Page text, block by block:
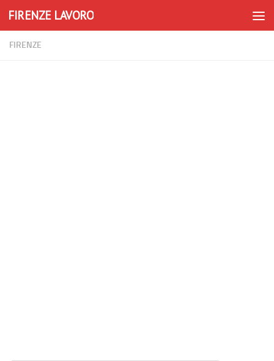
Skip to content
FIRENZE LAVORO
FIRENZE